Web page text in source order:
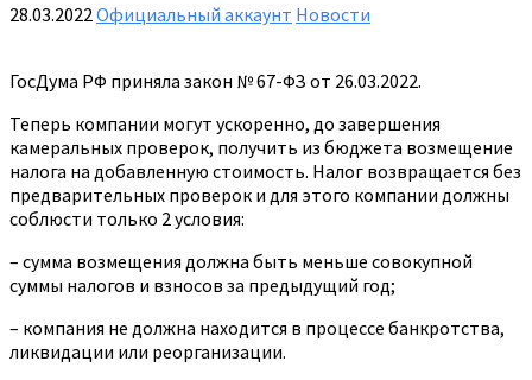
28.03.2022Официальный аккаунт Новости
ГосДума РФ приняла закон № 67-ФЗ от 26.03.2022.
Теперь компании могут ускоренно, до завершения
камеральных проверок, получить из бюджета возмещение
налога на добавленную стоимость. Налог возвращается без
предварительных проверок и для этого компании должны
соблюсти только 2 условия:
– сумма возмещения должна быть меньше совокупной
суммы налогов и взносов за предыдущий год;
– компания не должна находится в процессе банкротства,
ликвидации или реорганизации.